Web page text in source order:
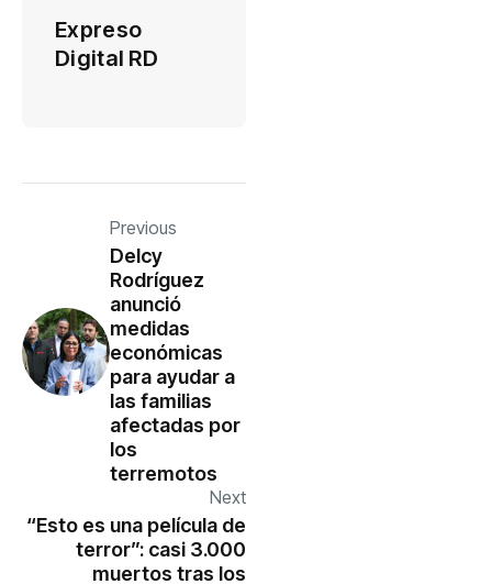
Expreso
Digital RD
Previous
Delcy
Rodríguez
anunció
medidas
económicas
para ayudar a
las familias
afectadas por
los
terremotos
Next
“Esto es una película de
terror”: casi 3.000
muertos tras los